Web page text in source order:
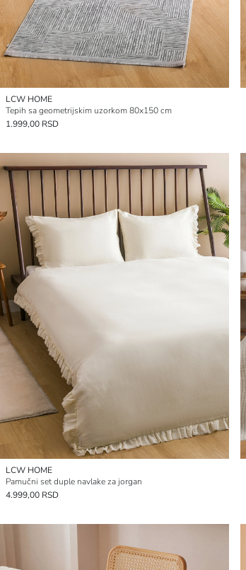
LCW HOME
Tepih sa geometrijskim uzorkom 80x150 cm
1.999,00 RSD
LCW HOME
Pamučni set duple navlake za jorgan
4.999,00 RSD